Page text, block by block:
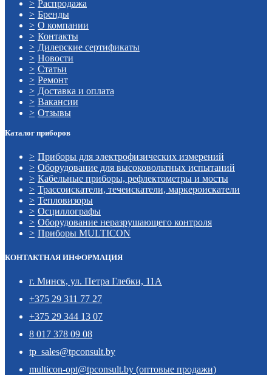
Распродажа
Бренды
О компании
Контакты
Дилерские сертификаты
Новости
Статьи
Ремонт
Доставка и оплата
Вакансии
Отзывы
Каталог приборов
Приборы для электрофизических измерений
Оборудование для высоковольтных испытаний
Кабельные приборы, рефлектометры и мосты
Трассоискатели, течеискатели, маркероискатели
Тепловизоры
Осциллографы
Оборудование неразрушающего контроля
Приборы MULTICON
КОНТАКТНАЯ ИНФОРМАЦИЯ
г. Минск, ул. Петра Глебки, 11А
+375 29 311 77 27
+375 29 344 13 07
8 017 378 09 08
tp_sales@tpconsult.by
multicon-opt@tpconsult.by (оптовые продажи)